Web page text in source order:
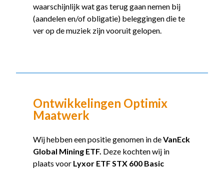
waarschijnlijk wat gas terug gaan nemen bij
(aandelen en/of obligatie) beleggingen die te
ver op de muziek zijn vooruit gelopen.
Ontwikkelingen Optimix
Maatwerk
Wij hebben een positie genomen in deVanEck
Global Mining ETF. Deze kochten wij in
plaats voor Lyxor ETF STX 600 Basic